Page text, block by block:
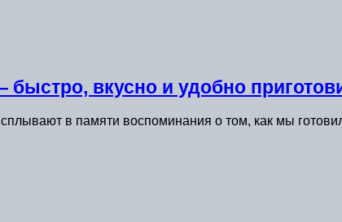
вкусно и удобно
в памяти воспоминания о том, как мы